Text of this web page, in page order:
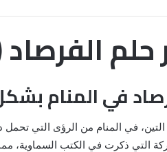
الفرصاد
في المنام
التين، في المنام من الرؤى التي
التي ذكرت في الكتب السماوية،